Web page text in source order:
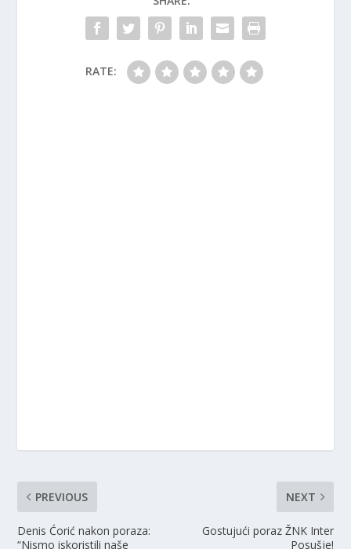
RATE:
PREVIOUS
Denis Ćorić nakon poraza:
“Nismo iskoristili naše
NEXT
Gostujući poraz ŽNK Inter
Posušje!